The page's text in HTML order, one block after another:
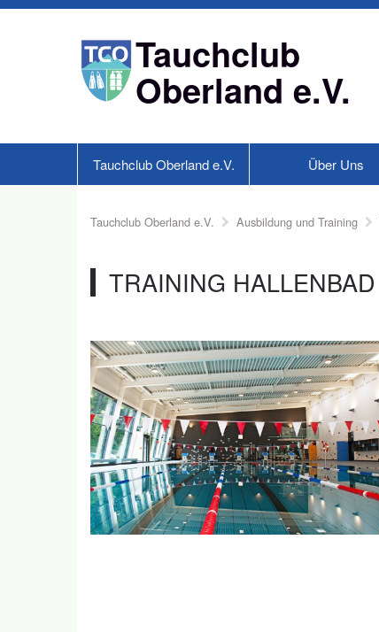
Tauchclub
Oberland e.V.
Tauchclub Oberland e.V. Über Uns
Tauchclub Oberland e.V. Ausbildung und Training
TRAINING HALLENBAD